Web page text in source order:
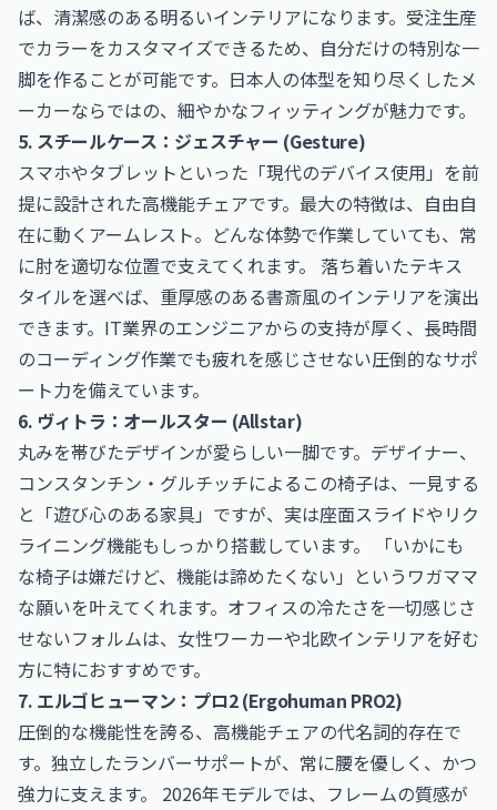
ば、清潔感のある明るいインテリアになります。受注生産
でカラーをカスタマイズできるため、自分だけの特別な一
脚を作ることが可能です。日本人の体型を知り尽くしたメ
ーカーならではの、細やかなフィッティングが魅力です。
5. スチールケース：ジェスチャー (Gesture)
スマホやタブレットといった「現代のデバイス使用」を前
提に設計された高機能チェアです。最大の特徴は、自由自
在に動くアームレスト。どんな体勢で作業していても、常
に肘を適切な位置で支えてくれます。 落ち着いたテキス
タイルを選べば、重厚感のある書斎風のインテリアを演出
できます。IT業界のエンジニアからの支持が厚く、長時間
のコーディング作業でも疲れを感じさせない圧倒的なサポ
ート力を備えています。
6. ヴィトラ：オールスター (Allstar)
丸みを帯びたデザインが愛らしい一脚です。デザイナー、
コンスタンチン・グルチッチによるこの椅子は、一見する
と「遊び心のある家具」ですが、実は座面スライドやリク
ライニング機能もしっかり搭載しています。 「いかにも
な椅子は嫌だけど、機能は諦めたくない」というワガママ
な願いを叶えてくれます。オフィスの冷たさを一切感じさ
せないフォルムは、女性ワーカーや北欧インテリアを好む
方に特におすすめです。
7. エルゴヒューマン：プロ2 (Ergohuman PRO2)
圧倒的な機能性を誇る、高機能チェアの代名詞的存在で
す。独立したランバーサポートが、常に腰を優しく、かつ
強力に支えます。 2026年モデルでは、フレームの質感が